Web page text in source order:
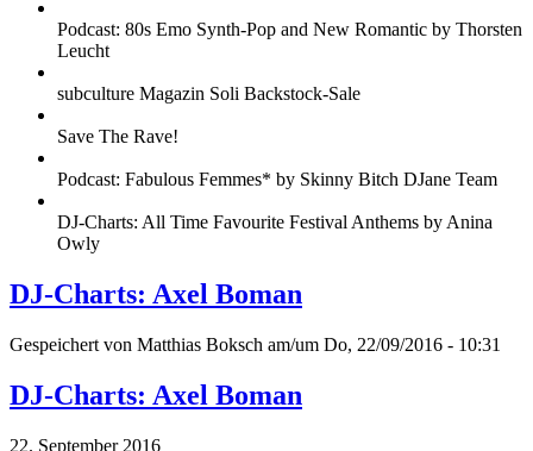
Podcast: 80s Emo Synth-Pop and New Romantic by Thorsten
Leucht
subculture Magazin Soli Backstock-Sale
Save The Rave!
Podcast: Fabulous Femmes* by Skinny Bitch DJane Team
DJ-Charts: All Time Favourite Festival Anthems by Anina
Owly
DJ-Charts: Axel Boman
Gespeichert von Matthias Boksch am/um Do, 22/09/2016 - 10:31
DJ-Charts: Axel Boman
22. September 2016